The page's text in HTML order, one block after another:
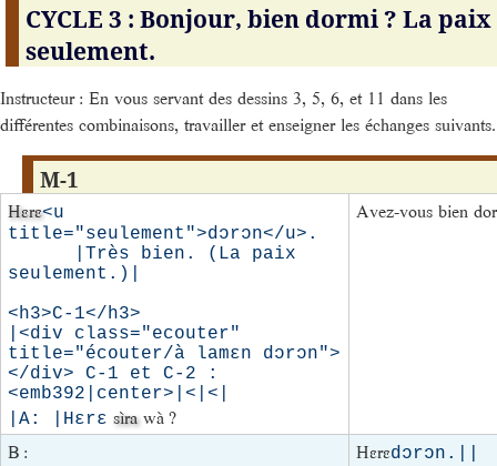
CYCLE 3 : Bonjour, bien dormi ? La paix
seulement.
Instructeur : En vous servant des dessins 3, 5, 6, et 11 dans les
différentes combinaisons, travailler et enseigner les échanges suivants.
M-1
Hɛrɛ<u
title="seulement">dɔrɔn</u>.
|Très bien. (La paix
seulement.)|
<h3>C-1</h3>
|<div class="ecouter"
title="écouter/à lamɛn dɔrɔn">
</div> C-1 et C-2 :
<emb392|center>|<|<|
|A: |Hɛrɛ sìrawà ?
Avez-vous bien
B : Hɛrɛdɔrɔn.||